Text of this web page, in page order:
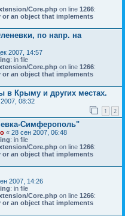
Core.php on line 1266:
or an object that implements
по напр. на
2007, 14:57
: in file
Core.php on line 1266:
or an object that implements
в Крыму и других местах.
08:32
1 2
Симферополь"
« 28 сен 2007, 06:48
: in file
Core.php on line 1266:
or an object that implements
2007, 14:26
: in file
Core.php on line 1266:
or an object that implements